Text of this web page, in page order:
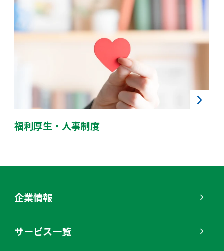
福利厚生・人事制度
企業情報
サービス一覧